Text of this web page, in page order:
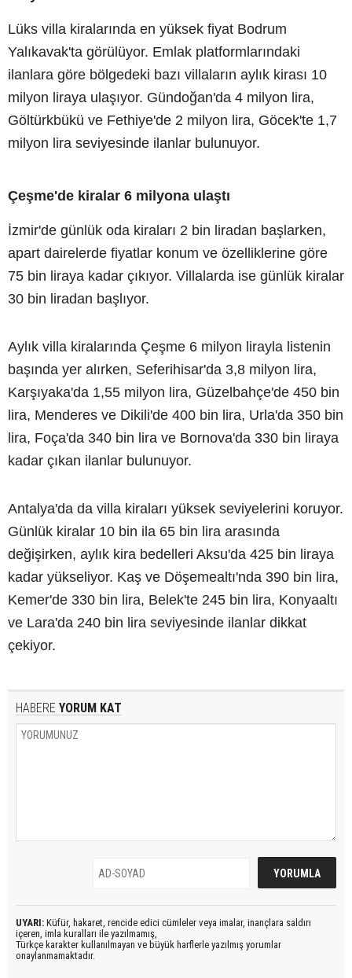
Lüks villa kiralarında en yüksek fiyat Bodrum
Yalıkavak'ta görülüyor. Emlak platformlarındaki
ilanlara göre bölgedeki bazı villaların aylık kirası 10
milyon liraya ulaşıyor. Gündoğan'da 4 milyon lira,
Göltürkbükü ve Fethiye'de 2 milyon lira, Göcek'te 1,7
milyon lira seviyesinde ilanlar bulunuyor.
Çeşme'de kiralar 6 milyona ulaştı
İzmir'de günlük oda kiraları 2 bin liradan başlarken,
apart dairelerde fiyatlar konum ve özelliklerine göre
75 bin liraya kadar çıkıyor. Villalarda ise günlük kiralar
30 bin liradan başlıyor.
Aylık villa kiralarında Çeşme 6 milyon lirayla listenin
başında yer alırken, Seferihisar'da 3,8 milyon lira,
Karşıyaka'da 1,55 milyon lira, Güzelbahçe'de 450 bin
lira, Menderes ve Dikili'de 400 bin lira, Urla'da 350 bin
lira, Foça'da 340 bin lira ve Bornova'da 330 bin liraya
kadar çıkan ilanlar bulunuyor.
Antalya'da da villa kiraları yüksek seviyelerini koruyor.
Günlük kiralar 10 bin ila 65 bin lira arasında
değişirken, aylık kira bedelleri Aksu'da 425 bin liraya
kadar yükseliyor. Kaş ve Döşemealtı'nda 390 bin lira,
Kemer'de 330 bin lira, Belek'te 245 bin lira, Konyaaltı
ve Lara'da 240 bin lira seviyesinde ilanlar dikkat
çekiyor.
HABERE YORUM KAT
UYARI: Küfür, hakaret, rencide edici cümleler veya imalar, inançlara saldırı
içeren, imla kuralları ile yazılmamış,
Türkçe karakter kullanılmayan ve büyük harflerle yazılmış yorumlar
onaylanmamaktadır.